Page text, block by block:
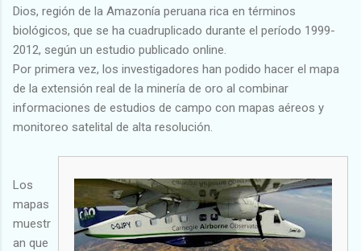
Dios, región de la Amazonía peruana rica en términos
biológicos, que se ha cuadruplicado durante el período 1999-
2012, según un estudio publicado online.
Por primera vez, los investigadores han podido hacer el mapa
de la extensión real de la minería de oro al combinar
informaciones de estudios de campo con mapas aéreos y
monitoreo satelital de alta resolución.
Los
mapas
muestr
an que